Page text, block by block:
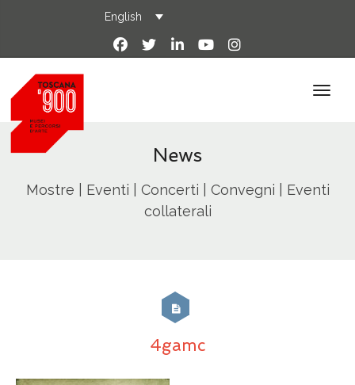
English
News
Mostre | Eventi | Concerti | Convegni | Eventi
collaterali
4gamc